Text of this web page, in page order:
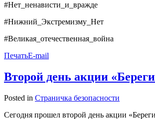
#Нет_ненависти_и_вражде
#Нижний_Экстремизму_Нет
#Великая_отечественная_война
ПечатьE-mail
Второй день акции
Posted in Страничка безопасности
Сегодня прошел второй день акции